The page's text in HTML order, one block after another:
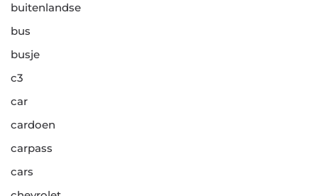
buitenlandse
bus
busje
c3
car
cardoen
carpass
cars